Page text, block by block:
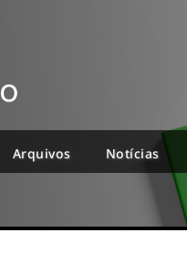
Arquivos Notícias